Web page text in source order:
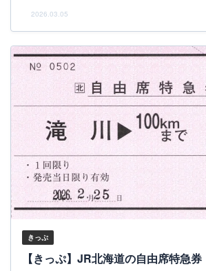
2026.03.05
きっぷ
【きっぷ】JR北海道の自由席特急券